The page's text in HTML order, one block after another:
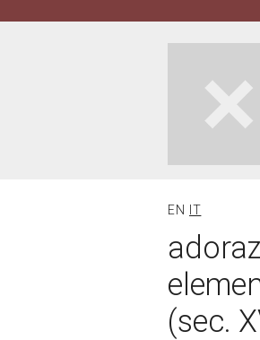
EN IT
(sec.